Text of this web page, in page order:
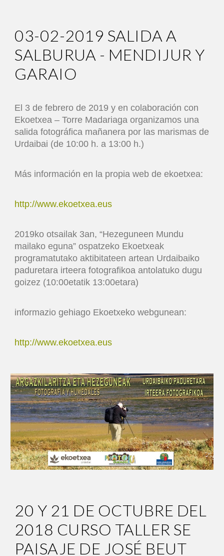
03-02-2019 SALIDA A
SALBURUA - MENDIJUR Y
GARAIO
El 3 de febrero de 2019 y en colaboración con
Ekoetxea – Torre Madariaga organizamos una
salida fotográfica mañanera por las marismas de
Urdaibai (de 10:00 h. a 13:00 h.)
Más información en la propia web de ekoetxea:
http://www.ekoetxea.eus
2019ko otsailak 3an, “Hezeguneen Mundu
mailako eguna” ospatzeko Ekoetxeak
programatutako aktibitateen artean Urdaibaiko
paduretara irteera fotografikoa antolatuko dugu
goizez (10:00etatik 13:00etara)
informazio gehiago Ekoetxeko webgunean:
http://www.ekoetxea.eus
20 Y 21 DE OCTUBRE DEL
2018 CURSO TALLER SE
PAISAJE DE JOSÉ BEUT